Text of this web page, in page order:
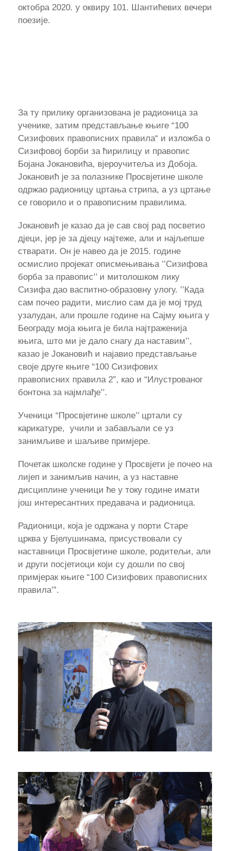
октобра 2020. у оквиру 101. Шантићевих вечери
поезије.
За ту прилику организована је радионица за
ученике, затим представљање књиге “100
Сизифових правописних правила“ и изложба о
Сизифовој борби за ћирилицу и правопис
Бојана Јокановића, вјероучитеља из Добоја.
Јокановић је за полазнике Просвјетине школе
одржао радионицу цртања стрипа, а уз цртање
се говорило и о правописним правилима.
Јокановић је казао да је сав свој рад посветио
дјеци, јер је за дјецу најтеже, али и најљепше
стварати. Он је навео да је 2015. године
осмислио пројекат описмењивања ’’Сизифова
борба за правопис’’ и митолошком лику
Сизифа дао васпитно-образовну улогу. ’’Када
сам почео радити, мислио сам да је мој труд
узалудан, али прошле године на Сајму књига у
Београду моја књига је била најтраженија
књига, што ми је дало снагу да наставим’’,
казао је Јокановић и најавио представљање
своје друге књиге “100 Сизифових
правописних правила 2”, као и “Илустрованог
бонтона за најмлађе’’.
Ученици “Просвјетине школе’’ цртали су
карикатуре, учили и забављали се уз
занимљиве и шаљиве примјере.
Почетак школске године у Просвјети је почео на
лијеп и занимљив начин, а уз наставне
дисциплине ученици ће у току године имати
још интересантних предавача и радионица.
Радионици, која је одржана у порти Старе
црква у Бјелушинама, присуствовали су
наставници Просвјетине школе, родитељи, али
и други посјетиоци који су дошли по свој
примјерак књиге “100 Сизифових правописних
правила’”.